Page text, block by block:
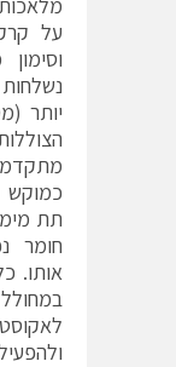
על
כמוקש
חומר
אותו.